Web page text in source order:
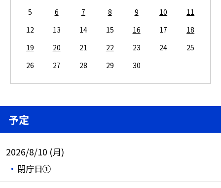
5
6 7 8 9 10
11
12
13 14 15 16 17
18
19
20 21 22 23 24
25
26
27 28 29 30
予定
2026/8/10 (月)
閉庁日①